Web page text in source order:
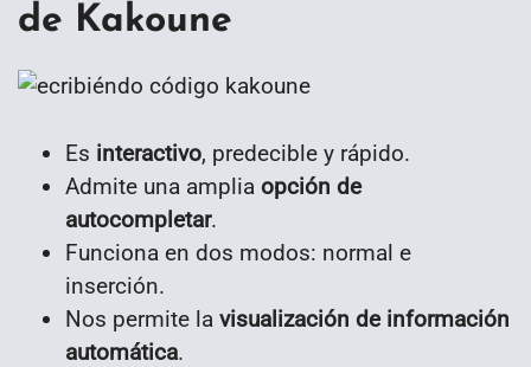
de Kakoune
Es interactivo, predecible y rápido.
Admite una amplia opción de
autocompletar.
Funciona en dos modos: normal e
inserción.
Nos permite la visualización de información
automática.